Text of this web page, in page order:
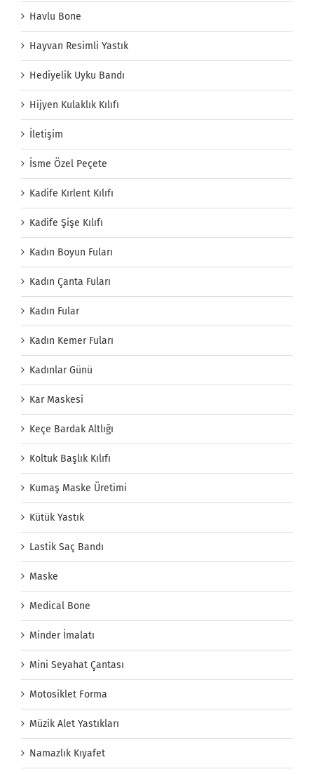
Havlu Bone
Hayvan Resimli Yastık
Hediyelik Uyku Bandı
Hijyen Kulaklık Kılıfı
İletişim
İsme Özel Peçete
Kadife Kırlent Kılıfı
Kadife Şişe Kılıfı
Kadın Boyun Fuları
Kadın Çanta Fuları
Kadın Fular
Kadın Kemer Fuları
Kadınlar Günü
Kar Maskesi
Keçe Bardak Altlığı
Koltuk Başlık Kılıfı
Kumaş Maske Üretimi
Kütük Yastık
Lastik Saç Bandı
Maske
Medical Bone
Minder İmalatı
Mini Seyahat Çantası
Motosiklet Forma
Müzik Alet Yastıkları
Namazlık Kıyafet